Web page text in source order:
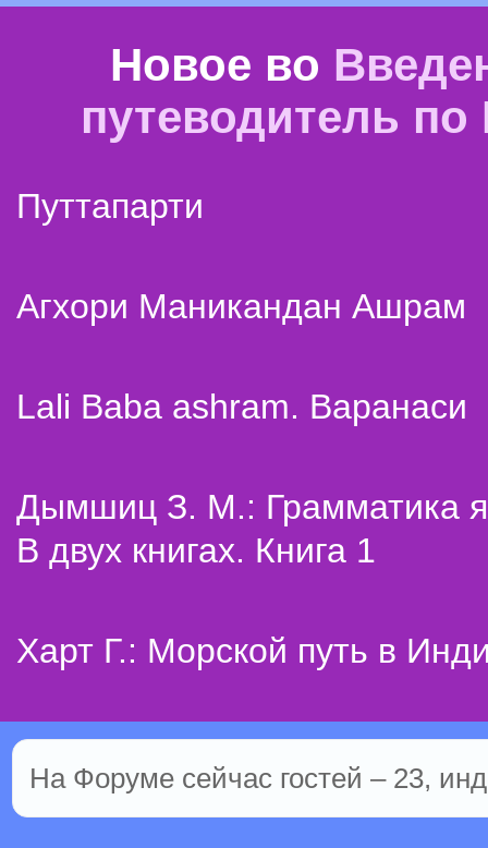
Новое во
путеводитель
Путтапарти
Агхори Маникандан Ашрам
Lali Baba ashram. Варанаси
Дымшиц З. М.: Грамматика
В двух книгах. Книга 1
Харт Г.: Морской путь в
На Форуме сейчас гостей – 23,